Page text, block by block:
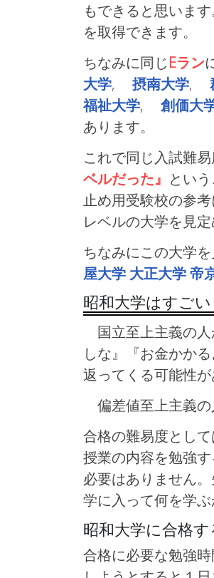
もできると思いま
を取得できます。
ちなみに同じEラン
大学, 摂南大学,
福祉大学, 創価大
あります。
これで同じ入試難
ベルだった』 とい
止め用受験校の参
レベルの大学を見
ちなみにこの大学
屋大学 大正大学帝
昭和大学はすご
国立至上主義の人
しな』『お金かか
返ってくる可能性が
偏差値至上主義の
合格の難易度とし
授業の内容を勉強
必要はありません
学に入って何を学ぶ
昭和大学に合格
合格に必要な勉強